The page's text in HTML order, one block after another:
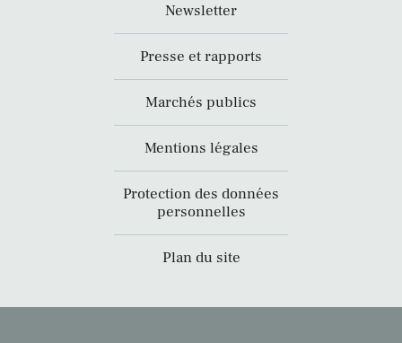
Newsletter
Presse et rapports
Marchés publics
Mentions légales
Protection des données
personnelles
Plan du site